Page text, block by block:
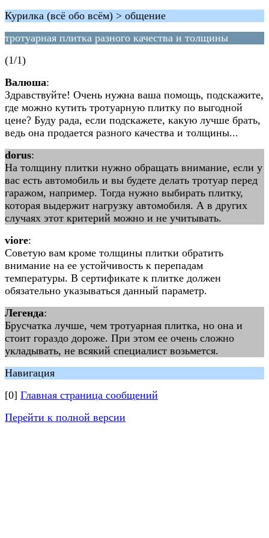
Курилка (всё обо всём) > общение
тротуарная плитка разного качества и толщины
(1/1)
Валюша:
Здравствуйте! Очень нужна ваша помощь, подскажите,
где можно кутить тротуарную плитку по выгодной
цене? Буду рада, если подскажете, какую лучше брать,
ведь она продается разного качества и толщины...
dorus:
На толщину плитки нужно обращать внимание, если у
вас есть автомобиль и вы будете делать тротуар перед
гаражом, например. Тогда нужно выбирать плитку,
которая выдержит нагрузку автомобиля. А в других
случаях этот критерий можно и не учитывать.
viore:
Советую вам кроме толщины плитки обратить
внимание на ее устойчивость к перепадам
температуры. В сертификате к плитке должен
обязательно указываться данный параметр.
Легенда:
Брусчатка лучше, чем тротуарная плитка, но она и
стоит гораздо дороже. При этом ее очень сложно
укладывать, не всякий специалист возьмется.
Навигация
[0] Главная страница сообщений
Перейти к полной версии